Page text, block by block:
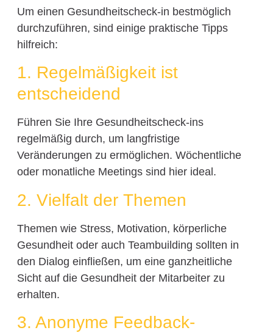
Um einen Gesundheitscheck-in bestmöglich
durchzuführen, sind einige praktische Tipps
hilfreich:
1. Regelmäßigkeit ist
entscheidend
Führen Sie Ihre Gesundheitscheck-ins
regelmäßig durch, um langfristige
Veränderungen zu ermöglichen. Wöchentliche
oder monatliche Meetings sind hier ideal.
2. Vielfalt der Themen
Themen wie Stress, Motivation, körperliche
Gesundheit oder auch Teambuilding sollten in
den Dialog einfließen, um eine ganzheitliche
Sicht auf die Gesundheit der Mitarbeiter zu
erhalten.
3. Anonyme Feedback-